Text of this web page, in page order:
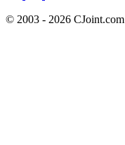
© 2003 - 2026 CJoint.com